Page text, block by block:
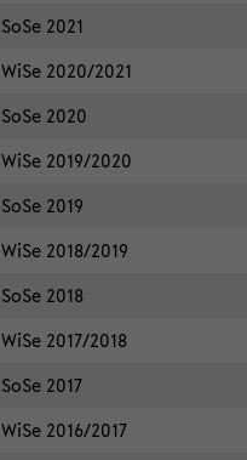
SoSe 2021
WiSe 2020/2021
SoSe 2020
WiSe 2019/2020
SoSe 2019
WiSe 2018/2019
SoSe 2018
WiSe 2017/2018
SoSe 2017
WiSe 2016/2017